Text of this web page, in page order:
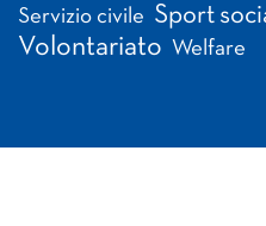
Servizio civile Sport
Volontariato Welfare